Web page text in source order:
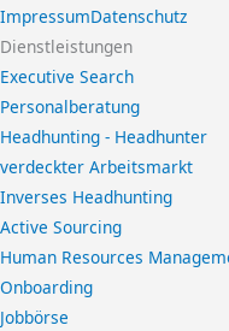
ImpressumDatenschutz
Dienstleistungen
Executive Search
Personalberatung
Headhunting - Headhunter
verdeckter Arbeitsmarkt
Inverses Headhunting
Active Sourcing
Human Resources
Onboarding
Jobbörse